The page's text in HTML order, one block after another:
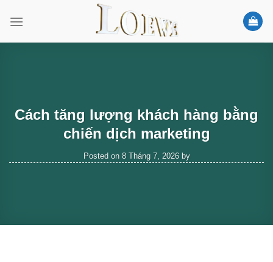
Cách tăng lượng khách hàng bằng
chiến dịch marketing
Posted on 8 Tháng 7, 2026by